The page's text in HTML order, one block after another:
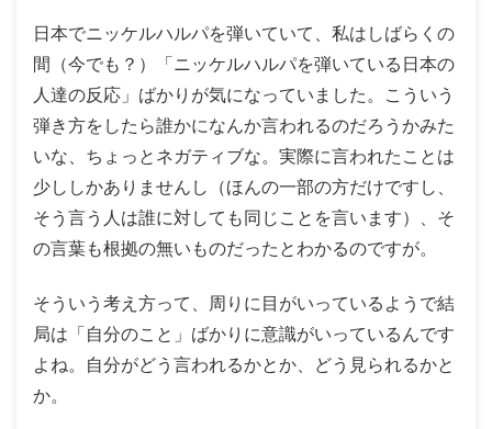
日本でニッケルハルパを弾いていて、私はしばらくの
間（今でも？）「ニッケルハルパを弾いている日本の
人達の反応」ばかりが気になっていました。こういう
弾き方をしたら誰かになんか言われるのだろうかみた
いな、ちょっとネガティブな。実際に言われたことは
少ししかありませんし（ほんの一部の方だけですし、
そう言う人は誰に対しても同じことを言います）、そ
の言葉も根拠の無いものだったとわかるのですが。
そういう考え方って、周りに目がいっているようで結
局は「自分のこと」ばかりに意識がいっているんです
よね。自分がどう言われるかとか、どう見られるかと
か。